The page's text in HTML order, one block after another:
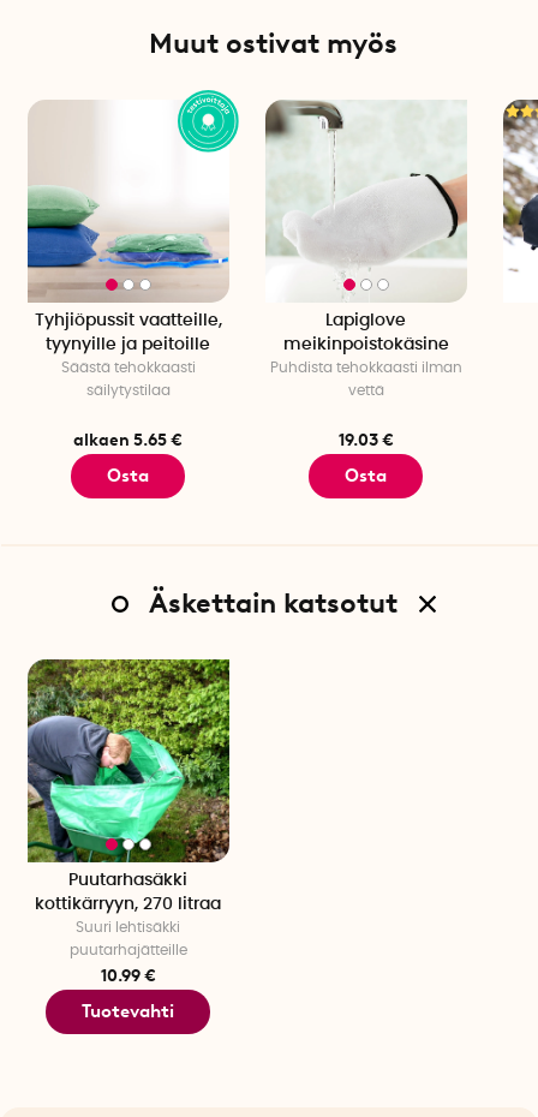
Muut ostivat myös
Tyhjiöpussit vaatteille,
tyynyille ja peitoille
Säästä tehokkaasti
säilytystilaa
alkaen 5.65 €
Osta
Lapiglove
meikinpoistokäsine
Puhdista tehokkaasti ilman
vettä
19.03 €
Osta
Äskettain katsotut
Puutarhasäkki
kottikärryyn, 270 litraa
Suuri lehtisäkki
puutarhajätteille
10.99 €
Tuotevahti